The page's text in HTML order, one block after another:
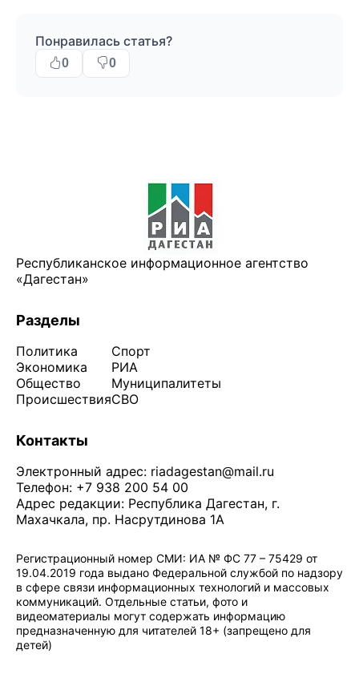
Понравилась статья?
0 0
Республиканское информационное агентство
«Дагестан»
Разделы
Политика
Экономика
Общество
Происшествия
Спорт
РИА
Муниципалитеты
СВО
Контакты
Электронный адрес: riadagestan@mail.ru
Телефон: +7 938 200 54 00
Адрес редакции: Республика Дагестан, г.
Махачкала, пр. Насрутдинова 1А
Регистрационный номер СМИ: ИА № ФС 77 – 75429 от
19.04.2019 года выдано Федеральной службой по надзору
в сфере связи информационных технологий и массовых
коммуникаций. Отдельные статьи, фото и
видеоматериалы могут содержать информацию
предназначенную для читателей 18+ (запрещено для
детей)